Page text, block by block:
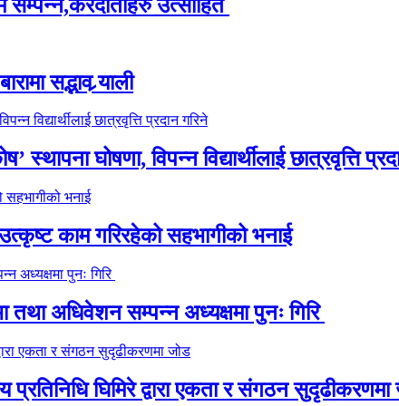
सम्पन्न,करदाताहरु उत्साहित
सद्भाव र्‍याली
घोषणा, विपन्न विद्यार्थीलाई छात्रवृत्ति
काम गरिरहेको सहभागीको भनाई
अधिवेशन सम्पन्न अध्यक्षमा पुनः गिरि
प्रतिनिधि घिमिरे द्वारा एकता र संगठन